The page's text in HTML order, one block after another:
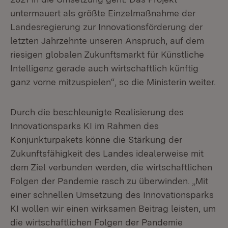
untermauert als größte Einzelmaßnahme der
Landesregierung zur Innovationsförderung der
letzten Jahrzehnte unseren Anspruch, auf dem
riesigen globalen Zukunftsmarkt für Künstliche
Intelligenz gerade auch wirtschaftlich künftig
ganz vorne mitzuspielen“, so die Ministerin weiter.
Durch die beschleunigte Realisierung des
Innovationsparks KI im Rahmen des
Konjunkturpakets könne die Stärkung der
Zukunftsfähigkeit des Landes idealerweise mit
dem Ziel verbunden werden, die wirtschaftlichen
Folgen der Pandemie rasch zu überwinden. „Mit
einer schnellen Umsetzung des Innovationsparks
KI wollen wir einen wirksamen Beitrag leisten, um
die wirtschaftlichen Folgen der Pandemie